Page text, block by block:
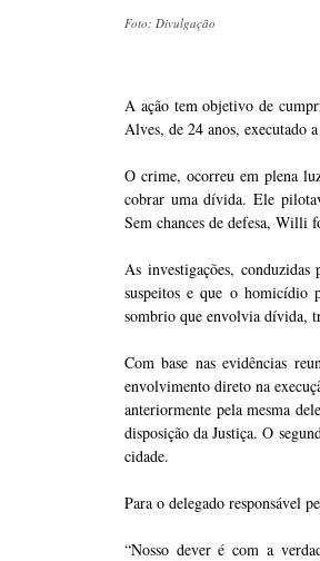
Foto: Divulgação
A ação tem objetivo de
Alves, de 24 anos, executado
O crime, ocorreu em plena
cobrar uma dívida. Ele
Sem chances de defesa, Willi
As investigações,
suspeitos e que o homicídio
sombrio que envolvia dívida,
Com base nas evidências
envolvimento direto na
anteriormente pela mesma
disposição da Justiça. O
cidade.
Para o delegado responsável
“Nosso dever é com a